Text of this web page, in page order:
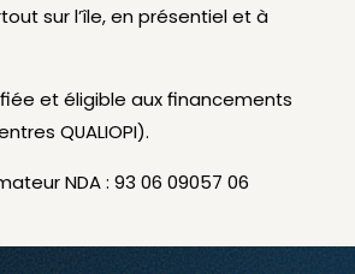
sur l’île, en présentiel et à
et éligible aux financements
QUALIOPI).
NDA : 93 06 09057 06